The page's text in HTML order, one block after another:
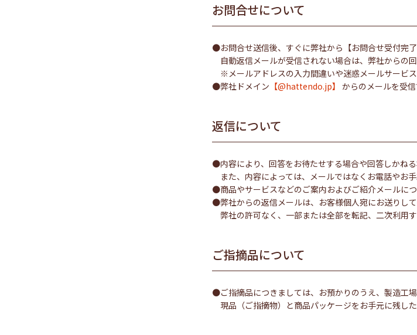
お問合せについて
●お問合せ送信後、すぐに弊社から【お問合せ受付完了
自動返信メールが受信されない場合は、弊社からの
※メールアドレスの入力間違いや迷惑メールサービ
●弊社ドメイン 【@hattendo.jp】 からのメールを受
返信について
●内容により、回答をお待たせする場合や回答しかねる
また、内容によっては、メールではなくお電話やお
●商品やサービスなどのご案内およびご紹介メールに
●弊社からの返信メールは、お客様個人宛にお送りして
弊社の許可なく、一部または全部を転記、二次利用
ご指摘品について
●ご指摘品につきましては、お預かりのうえ、製造工場
現品（ご指摘物）と商品パッケージをお手元に残し